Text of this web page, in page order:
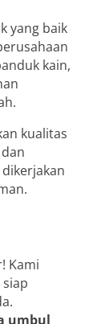
yang baik
kain,
kualitas
Kami
umbul